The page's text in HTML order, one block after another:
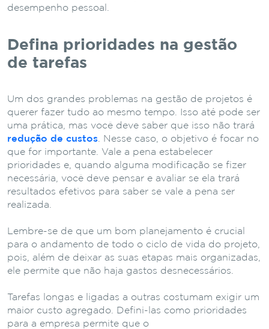
desempenho pessoal.
Defina prioridades na gestão
de tarefas
Um dos grandes problemas na gestão de projetos é
querer fazer tudo ao mesmo tempo. Isso até pode ser
uma prática, mas você deve saber que isso não trará
redução de custos . Nesse caso, o objetivo é focar no
que for importante. Vale a pena estabelecer
prioridades e, quando alguma modificação se fizer
necessária, você deve pensar e avaliar se ela trará
resultados efetivos para saber se vale a pena ser
realizada.
Lembre-se de que um bom planejamento é crucial
para o andamento de todo o ciclo de vida do projeto,
pois, além de deixar as suas etapas mais organizadas,
ele permite que não haja gastos desnecessários.
Tarefas longas e ligadas a outras costumam exigir um
maior custo agregado. Defini-las como prioridades
para a empresa permite que o